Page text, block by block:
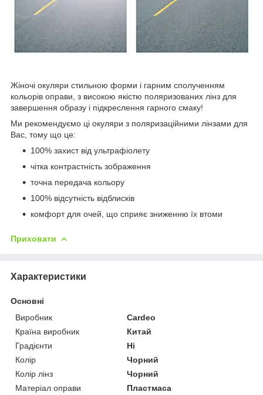
Жіночі окуляри стильною форми і гарним сполученням
кольорів оправи, з високою якістю поляризованих лінз для
завершення образу і підкреслення гарного смаку!
Ми рекомендуємо ці окуляри з поляризаційними лінзами для
Вас, тому що це:
100% захист від ультрафіолету
чітка контрастність зображення
точна передача кольору
100% відсутність відблисків
комфорт для очей, що сприяє зниженню їх втоми
Приховати
Характеристики
Основні
Виробник
Cardeo
Країна виробник
Китай
Градієнти
Ні
Колір
Чорний
Колір лінз
Чорний
Матеріал оправи
Пластмаса